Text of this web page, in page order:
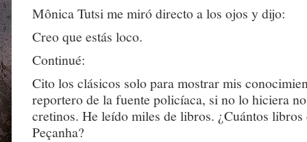
Mônica Tutsi me miró directo a los ojos y dijo:
Creo que estás loco.
Continué:
Cito los clásicos solo para mostrar mis
reportero de la fuente policíaca, si no lo hiciera
cretinos. He leído miles de libros. ¿Cuántos libros
Peçanha?